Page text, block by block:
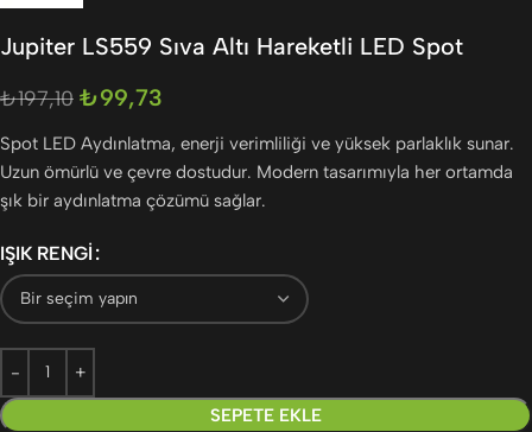
Jupiter LS559 Sıva Altı Hareketli LED Spot
₺197,10 ₺99,73
Spot LED Aydınlatma, enerji verimliliği ve yüksek parlaklık sunar.
Uzun ömürlü ve çevre dostudur. Modern tasarımıyla her ortamda
şık bir aydınlatma çözümü sağlar.
IŞIK RENGI
SEPETE EKLE